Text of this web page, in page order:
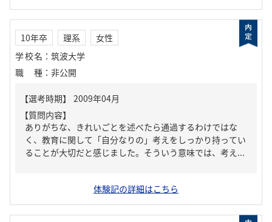
10年卒 理系
女性
学校名 ： 筑波大学
職種 ： 非公開
【質問内容】
ありがちな、きれいごとを述べたら通過するわけではな
く、教育に関して「自分なりの」考えをしっかり持ってい
ることが大切だと感じました。そういう意味では、考え...
体験記の詳細はこちら